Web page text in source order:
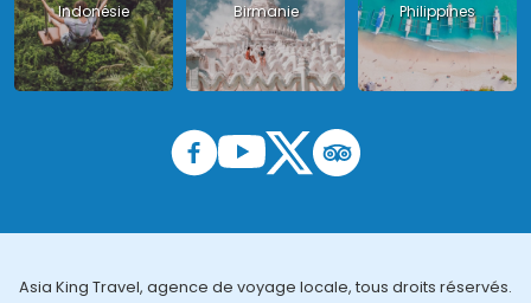
Indonésie Birmanie Philippines
Asia King Travel, agence de voyage locale, tous droits réservés.